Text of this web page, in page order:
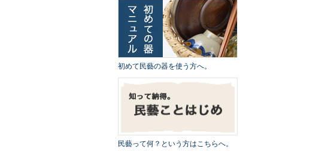
初めて民藝の器を使う方へ。
民藝って何？という方はこちらへ。